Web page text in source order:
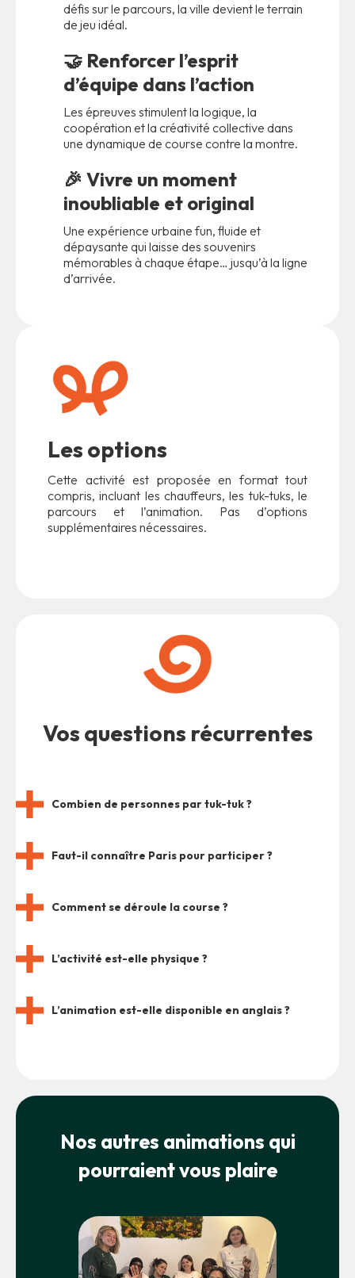
défis sur le parcours, la ville devient le terrain
de jeu idéal.
🤝 Renforcer l’esprit
d’équipe dans l’action
Les épreuves stimulent la logique, la
coopération et la créativité collective dans
une dynamique de course contre la montre.
🎉 Vivre un moment
inoubliable et original
Une expérience urbaine fun, fluide et
dépaysante qui laisse des souvenirs
mémorables à chaque étape… jusqu’à la ligne
d’arrivée.
Les options
Cette activité est proposée en format tout
compris, incluant les chauffeurs, les tuk-tuks, le
parcours et l’animation. Pas d’options
supplémentaires nécessaires.
Vos questions récurrentes
Combien de personnes par tuk-tuk ?
Faut-il connaître Paris pour participer ?
Comment se déroule la course ?
L’activité est-elle physique ?
L’animation est-elle disponible en anglais ?
Nos autres animations qui
pourraient vous plaire